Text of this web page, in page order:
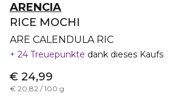
ARENCIA
RICE MOCHI
ARE CALENDULA RIC
24 Treuepunkte dank dieses Kaufs
€ 24,99
€ 20,82 / 100 g